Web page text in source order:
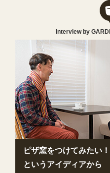
Interview by
ピザ窯をつけてみたい！
というアイディアから